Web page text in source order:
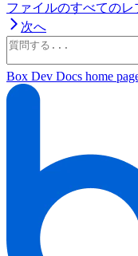
ファイルのすべての
次へ
Box Dev Docs home